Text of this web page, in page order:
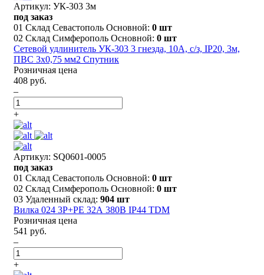
Артикул: УК-303 3м
под заказ
01 Склад Севастополь Основной: 0 шт
02 Склад Симферополь Основной: 0 шт
Сетевой удлинитель УК-303 3 гнезда, 10А, с/з, IP20, 3м,
ПВС 3х0,75 мм2 Спутник
Розничная цена
408 руб.
–
+
Артикул: SQ0601-0005
под заказ
01 Склад Севастополь Основной: 0 шт
02 Склад Симферополь Основной: 0 шт
03 Удаленный склад: 904 шт
Вилка 024 3Р+РЕ 32А 380В IP44 TDM
Розничная цена
541 руб.
–
+